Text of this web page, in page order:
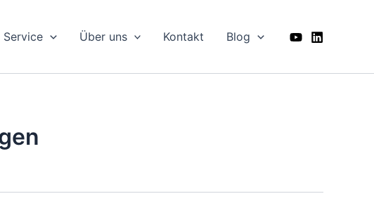
Service Über uns Kontakt Blog